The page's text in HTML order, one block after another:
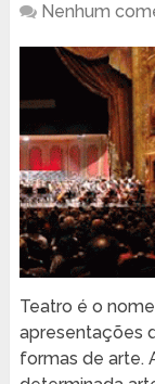
Nenhum
Teatro é o
apresentações
formas de arte.